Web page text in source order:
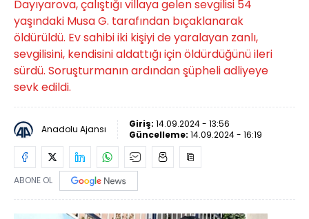
Dayıyarova, çalıştığı villaya gelen sevgilisi 54
yaşındaki Musa G. tarafından bıçaklanarak
öldürüldü. Ev sahibi iki kişiyi de yaralayan zanlı,
sevgilisini, kendisini aldattığı için öldürdüğünü ileri
sürdü. Soruşturmanın ardından şüpheli adliyeye
sevk edildi.
Anadolu Ajansı Giriş: 14.09.2024 - 13:56
Güncelleme: 14.09.2024 - 16:19
ABONE OL